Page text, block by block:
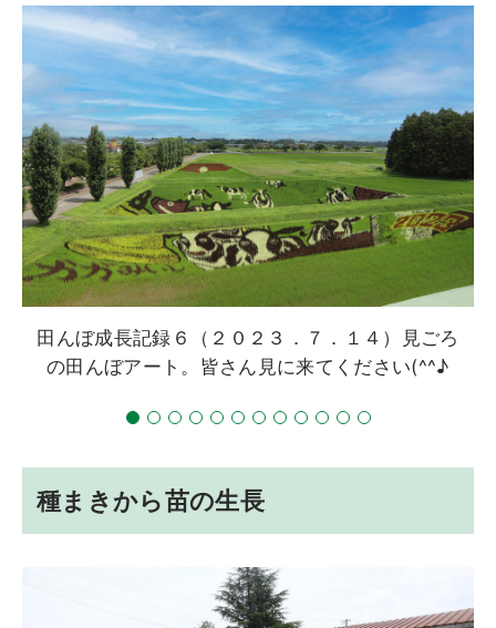
田んぼ成長記録６（２０２３．７．１４）見ごろ
の田んぼアート。皆さん見に来てください(^^♪
種まきから苗の生長